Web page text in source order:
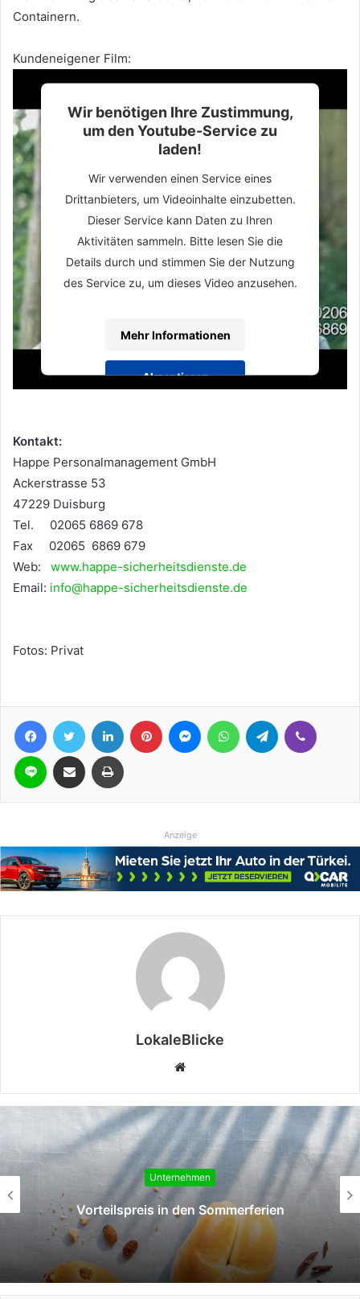
Containern.
Kundeneigener Film:
Wir benötigen Ihre Zustimmung,
um den Youtube-Service zu
laden!
Wir verwenden einen Service eines
Drittanbieters, um Videoinhalte einzubetten.
Dieser Service kann Daten zu Ihren
Aktivitäten sammeln. Bitte lesen Sie die
Details durch und stimmen Sie der Nutzung
des Service zu, um dieses Video anzusehen.
Mehr Informationen
Akzeptieren
Kontakt:
Happe Personalmanagement GmbH
Ackerstrasse 53
47229 Duisburg
Tel. 02065 6869 678
Fax 02065 6869 679
Web: www.happe-sicherheitsdienste.de
Email: info@happe-sicherheitsdienste.de
Fotos: Privat
FacebookTwitter LinkedIn Pinterest MessengerWhatsAppTelegram
Line Teile per E-Mail Drucken
Anzeige
LokaleBlicke
Webseite
Unternehmen
in den Sommerferien